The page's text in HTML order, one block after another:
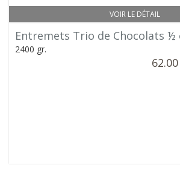
VOIR LE DÉTAIL
Entremets Trio de Chocolats ½
2400 gr.